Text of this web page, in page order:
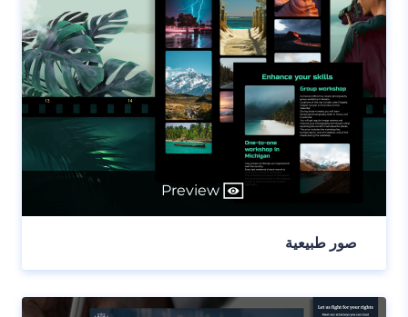
Preview
صور طبيعية